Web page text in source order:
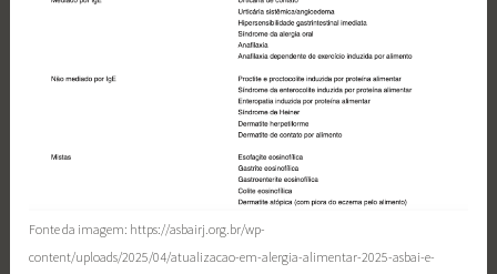
Fonte da imagem: https://asbairj.org.br/wp-
content/uploads/2025/04/atualizacao-em-alergia-alimentar-2025-asbai-e-